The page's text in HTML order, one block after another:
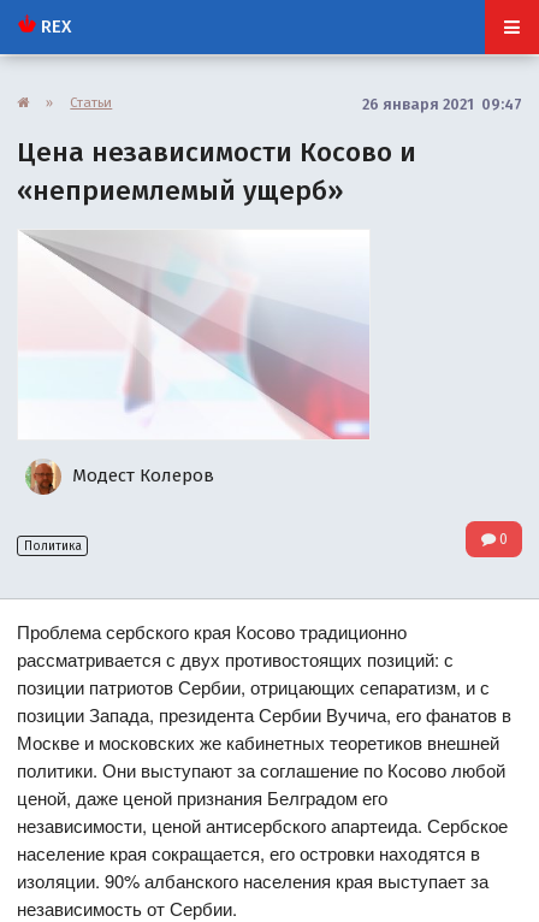
REX
» Статьи 26 января 2021 09:47
Цена независимости Косово и
«неприемлемый ущерб»
Модест Колеров
Политика 0
Проблема сербского края Косово традиционно
рассматривается с двух противостоящих позиций: с
позиции патриотов Сербии, отрицающих сепаратизм, и с
позиции Запада, президента Сербии Вучича, его фанатов в
Москве и московских же кабинетных теоретиков внешней
политики. Они выступают за соглашение по Косово любой
ценой, даже ценой признания Белградом его
независимости, ценой антисербского апартеида. Сербское
население края сокращается, его островки находятся в
изоляции. 90% албанского населения края выступает за
независимость от Сербии.